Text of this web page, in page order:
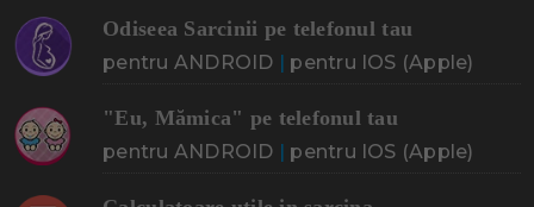
Odiseea Sarcinii pe telefonul tau
pentru ANDROID | pentru IOS (Apple)
"Eu, Mămica" pe telefonul tau
pentru ANDROID | pentru IOS (Apple)